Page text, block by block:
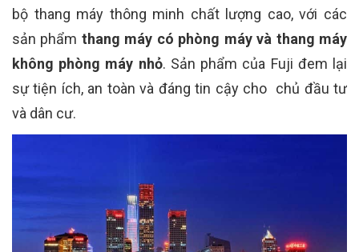
bộ thang máy thông minh chất lượng cao, với các
sản phẩm thang máy có phòng máy và thang máy
không phòng máy nhỏ. Sản phẩm của Fuji đem lại
sự tiện ích, an toàn và đáng tin cậy cho chủ đầu tư
và dân cư.